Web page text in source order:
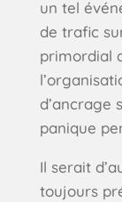
un tel
de trafic
primordial
d’ancrage
panique
Il serait
toujours